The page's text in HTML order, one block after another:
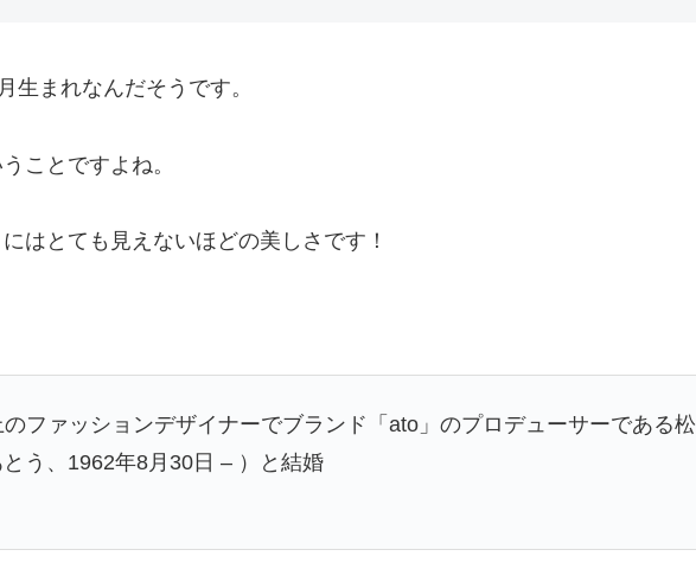
生まれなんだそうです。
ことですよね。
はとても見えないほどの美しさです！
のファッションデザイナーでブランド「ato」のプロデューサーである松
う、 1962年8月30日 – ）と結婚